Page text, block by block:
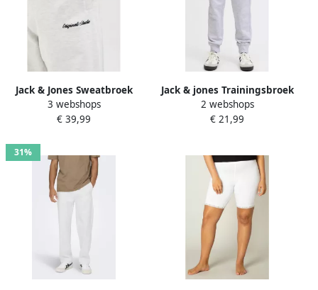
Jack & Jones Sweatbroek
JPSTKANE NORREBRO
SWEAT PANTS NOOS
3 webshops
€ 39,99
Jack & jones Trainingsbroek
Jack & Jones College
2 webshops
€ 21,99
31%